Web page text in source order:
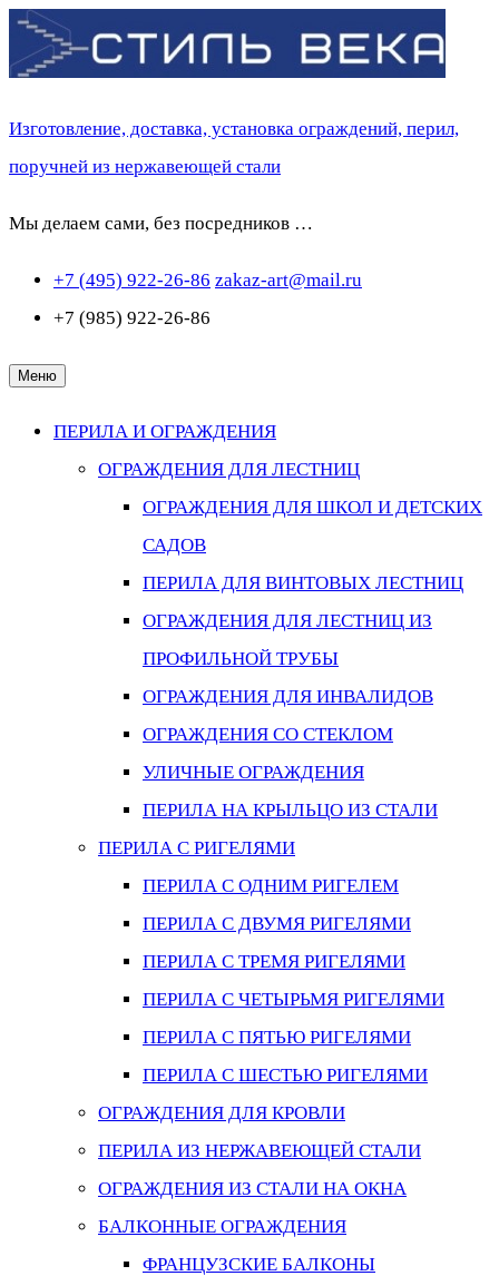
Перейти
к
Изготовление, доставка, установка ограждений, перил,
поручней из нержавеющей стали
Мы делаем сами, без посредников …
+7 (495) 922-26-86 zakaz-art@mail.ru
+7 (985) 922-26-86
Меню
ПЕРИЛА И ОГРАЖДЕНИЯ
ОГРАЖДЕНИЯ ДЛЯ ЛЕСТНИЦ
ОГРАЖДЕНИЯ ДЛЯ ШКОЛ И ДЕТСКИХ
САДОВ
ПЕРИЛА ДЛЯ ВИНТОВЫХ ЛЕСТНИЦ
ОГРАЖДЕНИЯ ДЛЯ ЛЕСТНИЦ ИЗ
ПРОФИЛЬНОЙ ТРУБЫ
ОГРАЖДЕНИЯ ДЛЯ ИНВАЛИДОВ
ОГРАЖДЕНИЯ СО СТЕКЛОМ
УЛИЧНЫЕ ОГРАЖДЕНИЯ
ПЕРИЛА НА КРЫЛЬЦО ИЗ СТАЛИ
ПЕРИЛА С РИГЕЛЯМИ
ПЕРИЛА С ОДНИМ РИГЕЛЕМ
ПЕРИЛА С ДВУМЯ РИГЕЛЯМИ
ПЕРИЛА С ТРЕМЯ РИГЕЛЯМИ
ПЕРИЛА С ЧЕТЫРЬМЯ РИГЕЛЯМИ
ПЕРИЛА С ПЯТЬЮ РИГЕЛЯМИ
ПЕРИЛА С ШЕСТЬЮ РИГЕЛЯМИ
ОГРАЖДЕНИЯ ДЛЯ КРОВЛИ
ПЕРИЛА ИЗ НЕРЖАВЕЮЩЕЙ СТАЛИ
ОГРАЖДЕНИЯ ИЗ СТАЛИ НА ОКНА
БАЛКОННЫЕ ОГРАЖДЕНИЯ
ФРАНЦУЗСКИЕ БАЛКОНЫ